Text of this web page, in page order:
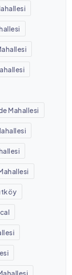
Mahallesi